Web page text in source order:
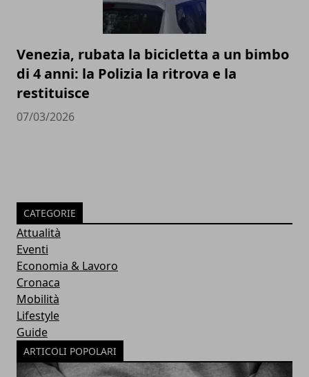
Venezia, rubata la bicicletta a un bimbo
di 4 anni: la Polizia la ritrova e la
restituisce
07/03/2026
CATEGORIE
Attualità
Eventi
Economia & Lavoro
Cronaca
Mobilità
Lifestyle
Guide
ARTICOLI POPOLARI